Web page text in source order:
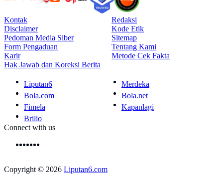
Kontak
Redaksi
Disclaimer
Kode Etik
Pedoman Media Siber
Sitemap
Form Pengaduan
Tentang Kami
Karir
Metode Cek Fakta
Hak Jawab dan Koreksi Berita
Liputan6
Merdeka
Bola.com
Bola.net
Fimela
Kapanlagi
Brilio
Connect with us
Copyright © 2026 Liputan6.com